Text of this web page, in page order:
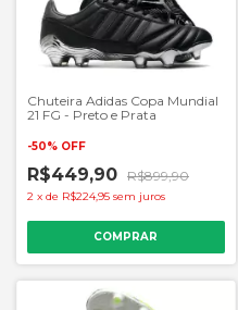
Chuteira Adidas Copa Mundial
21 FG - Preto e Prata
-50% OFF
R$449,90 R$899,90
2 x de R$224,95 sem juros
COMPRAR